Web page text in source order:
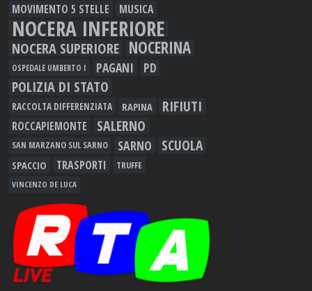
MOVIMENTO 5 STELLE MUSICA
NOCERA INFERIORE
NOCERA SUPERIORE NOCERINA
OSPEDALE UMBERTO I PAGANI PD
POLIZIA DI STATO
RACCOLTA DIFFERENZIATA RAPINA RIFIUTI
ROCCAPIEMONTE SALERNO
SAN MARZANO SUL SARNO SARNO SCUOLA
SPACCIO TRASPORTI TRUFFE
VINCENZO DE LUCA